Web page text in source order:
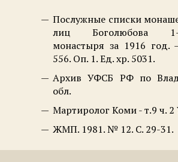
Послужные списки
лиц Боголюбова 1-
монастыря за 1916 год.
556. Оп. 1. Ед. хр. 5031.
Архив УФСБ РФ по
обл.
Мартиролог Коми - т.9 ч.
ЖМП. 1981. № 12. С. 29-31.